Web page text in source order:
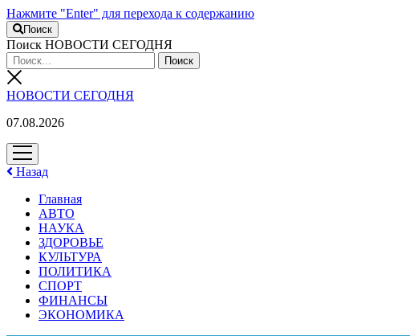
Нажмите "Enter" для перехода к содержанию
Поиск
Поиск НОВОСТИ СЕГОДНЯ
НОВОСТИ СЕГОДНЯ
07.08.2026
открыть
меню
Назад
Главная
АВТО
НАУКА
ЗДОРОВЬЕ
КУЛЬТУРА
ПОЛИТИКА
СПОРТ
ФИНАНСЫ
ЭКОНОМИКА